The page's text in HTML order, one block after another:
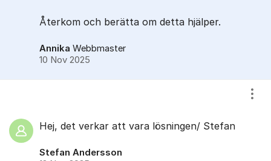
Återkom och berätta om detta hjälper.
Annika Webbmaster
10 Nov 2025
Hej, det verkar att vara lösningen/ Stefan
Stefan Andersson